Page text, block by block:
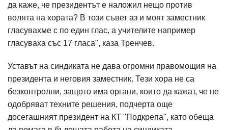
да каже, че президентът е наложил нещо против
волята на хората? В този съвет аз и моят заместник
гласувахме с по един глас, а учителите например
гласуваха със 17 гласа", каза Тренчев.
Уставът на синдиката не дава огромни правомощия на
президента и неговия заместник. Тези хора не са
безконтролни, защото има органи, които да кажат, че не
одобряват техните решения, подчерта още
досегашният президент на КТ "Подкрепа", като обеща